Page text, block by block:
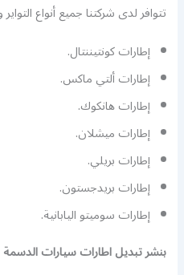
تتوافر لدى شركتنا جميع أنواع
إطارات كونتيننتال.
إطارات ألتي ماكس.
إطارات هانكوك.
إطارات ميشلان.
إطارات بريلي.
إطارات بريدجستون.
إطارات سوميتو اليابانية.
بنشر تبديل اطارات سيارات الدسمة